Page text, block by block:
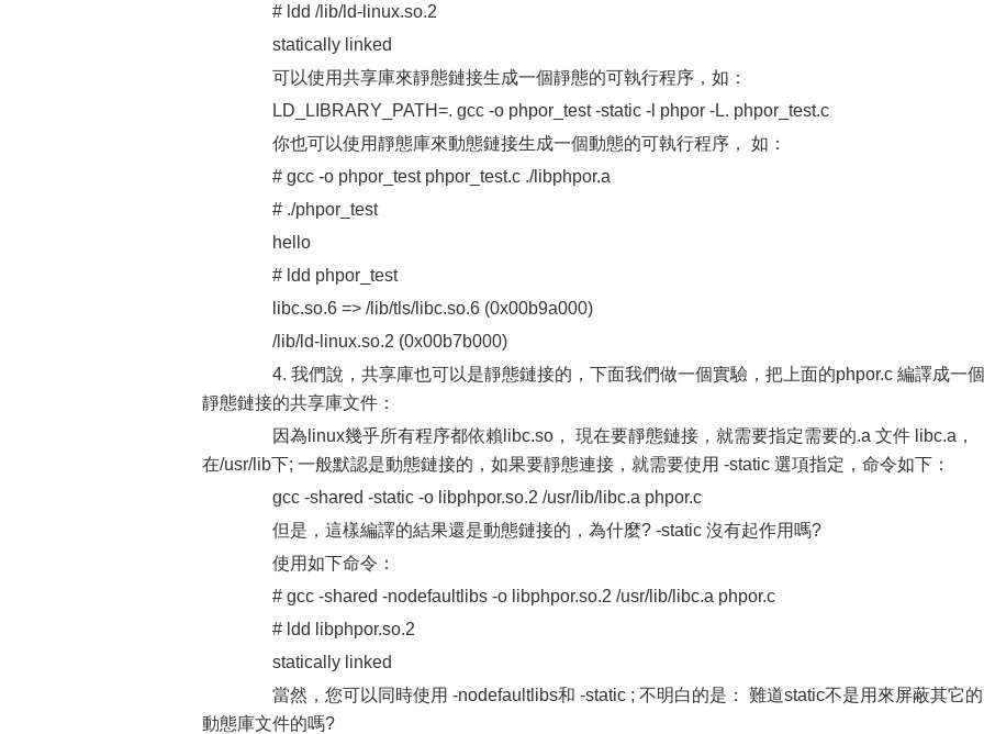
# ldd /lib/ld-linux.so.2
statically linked
可以使用共享庫來靜態鏈接生成一個靜態的可執行程序，如：
LD_LIBRARY_PATH=. gcc -o phpor_test -static -l phpor -L. phpor_test.c
你也可以使用靜態庫來動態鏈接生成一個動態的可執行程序， 如：
# gcc -o phpor_test phpor_test.c ./libphpor.a
# ./phpor_test
hello
# ldd phpor_test
libc.so.6 => /lib/tls/libc.so.6 (0x00b9a000)
/lib/ld-linux.so.2 (0x00b7b000)
4. 我們說，共享庫也可以是靜態鏈接的，下面我們做一個實驗，把上面的phpor.c 編譯成一個
靜態鏈接的共享庫文件：
因為linux幾乎所有程序都依賴libc.so， 現在要靜態鏈接，就需要指定需要的.a 文件 libc.a，
在/usr/lib下; 一般默認是動態鏈接的，如果要靜態連接，就需要使用 -static 選項指定，命令如下：
gcc -shared -static -o libphpor.so.2 /usr/lib/libc.a phpor.c
但是，這樣編譯的結果還是動態鏈接的，為什麼? -static 沒有起作用嗎?
使用如下命令：
# gcc -shared -nodefaultlibs -o libphpor.so.2 /usr/lib/libc.a phpor.c
# ldd libphpor.so.2
statically linked
當然，您可以同時使用 -nodefaultlibs和 -static ; 不明白的是： 難道static不是用來屏蔽其它的
動態庫文件的嗎?